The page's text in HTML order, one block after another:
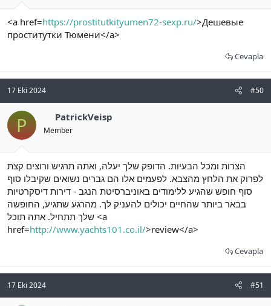
<a href=https://prostitutkityumen72-sexp.ru/>Дешевые
проститутки Тюмени</a>
Cevapla
17 Eki 2024 #50
P PatrickVeisp
Member
הצרות ומכל הבעיות. הדופק שלך יעלה, ואתה תרגיש ורוצים קצת
לפרוק את הלחץ מהצבא. לפעמים אלו הם גברים נשואים שקיבלו סוף
סוף חופש שהגיע ללימודים באוניברסיטת הנגב - דירות דיסקרטיות
בבאר ביותר שהחיים יכולים להעניק לך. מהרגע שתגיע, החופשה
שלך תתחיל. אתה תוכל <a
href=http://www.yachts101.co.il/>review</a>
Cevapla
17 Eki 2024 #51